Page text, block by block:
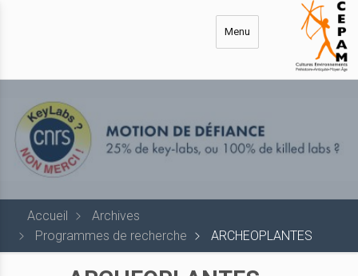
Menu
Accueil
Archives
Programmes de recherche
ARCHEOPLANTES